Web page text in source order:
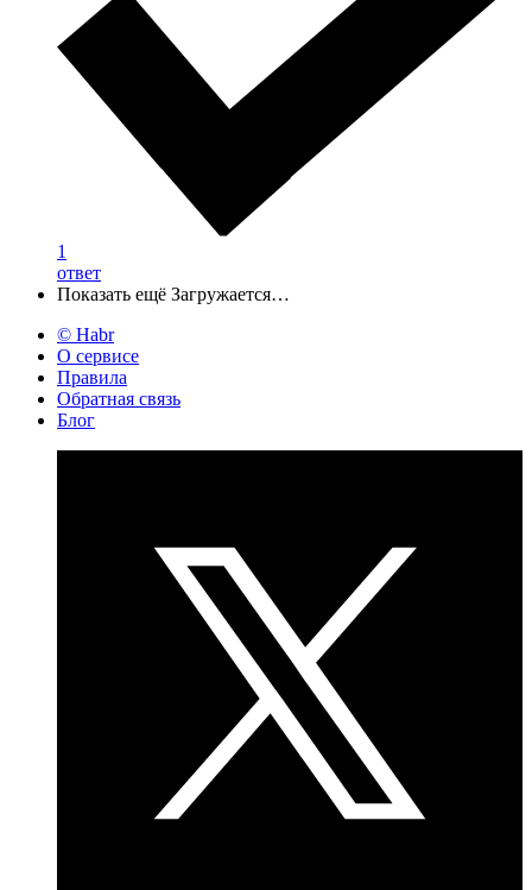
1
ответ
Показать ещё Загружается…
© Habr
О сервисе
Правила
Обратная связь
Блог